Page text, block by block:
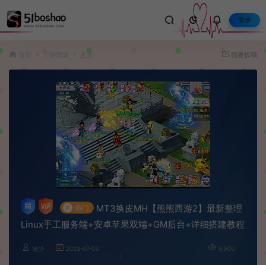
登录
手游资源 正文 我要投稿
# 热门
MT3换皮MH【熊熊西游2】最新整理
Linux手工服务端+安卓苹果双端+GM后台+详细搭建教程
波少 2023-07-03 9,500